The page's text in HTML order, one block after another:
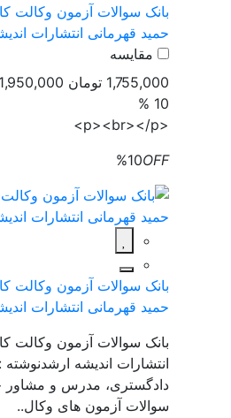
بانک سوالات آزمون وکالت
حمید قهرمانی انتشارات اندیشه
مقایسه
1,755,000 تومان
1,950,000 تومان
10 %
%10OFF
بانک سوالات آزمون وکالت
حمید قهرمانی انتشارات اندیشه
بانک سوالات آزمون وکالت
انتشارات اندیشه ارشدنوشته
دادگستری، مدرس و مشاور
سوالات آزمون های وکال..